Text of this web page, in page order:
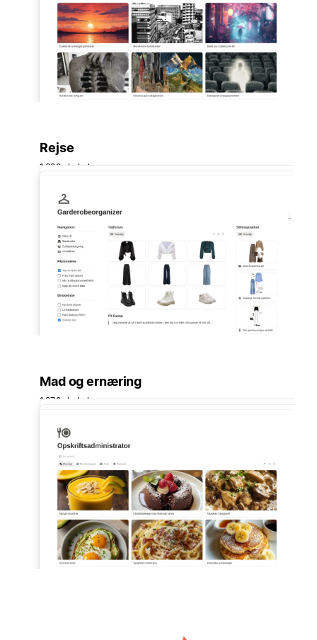
Rejse
1.620 skabelon
Mad og ernæring
1.279 skabelon